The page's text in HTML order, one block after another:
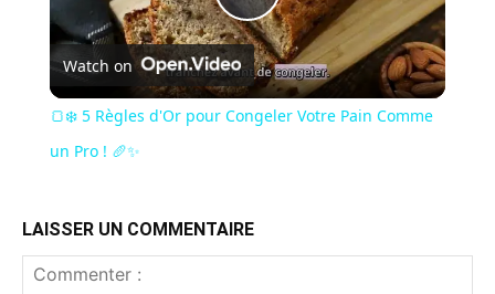
Play
Video
Watch on
🍞❄️ 5 Règles d'Or pour Congeler Votre Pain Comme
un Pro ! 🥖✨
LAISSER UN COMMENTAIRE